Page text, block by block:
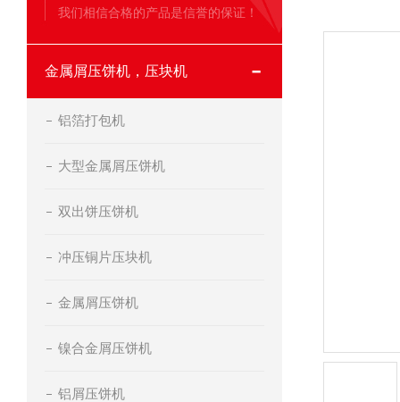
我们相信合格的产品是信誉的保证！
金属屑压饼机，压块机
铝箔打包机
大型金属屑压饼机
双出饼压饼机
冲压铜片压块机
金属屑压饼机
镍合金屑压饼机
铝屑压饼机